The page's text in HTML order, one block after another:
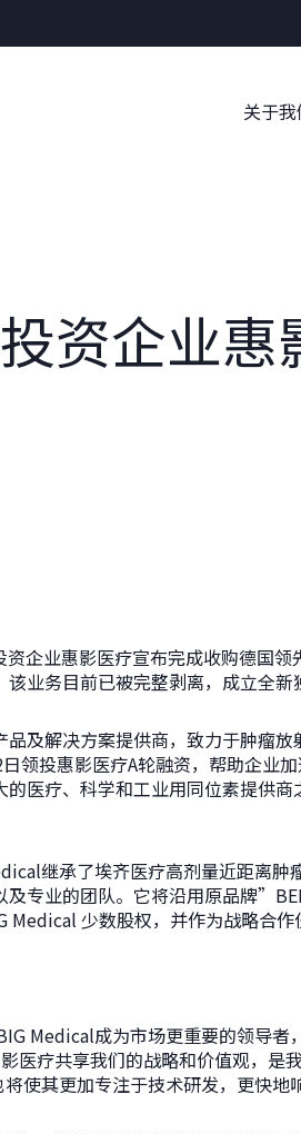
关于我
资企业
企业惠影医疗宣布完成收购德国
业务目前已被完整剥离，成立全新
及解决方案提供商，致力于肿瘤
领投惠影医疗A轮融资，帮助企业
医疗、科学和工业用同位素提供
继承了埃齐医疗高剂量近距离
及专业的团队。它将沿用原品牌
Medical 少数股权，并作为战略合作
Medical成为市场更重要的领导
医疗共享我们的战略和价值观，是
使其更加专注于技术研发，更快